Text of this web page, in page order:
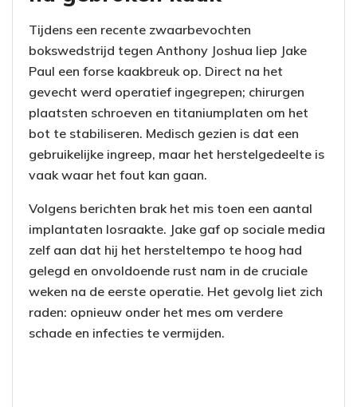
Tijdens een recente zwaarbevochten
bokswedstrijd tegen Anthony Joshua liep Jake
Paul een forse kaakbreuk op. Direct na het
gevecht werd operatief ingegrepen; chirurgen
plaatsten schroeven en titaniumplaten om het
bot te stabiliseren. Medisch gezien is dat een
gebruikelijke ingreep, maar het herstelgedeelte is
vaak waar het fout kan gaan.
Volgens berichten brak het mis toen een aantal
implantaten losraakte. Jake gaf op sociale media
zelf aan dat hij het hersteltempo te hoog had
gelegd en onvoldoende rust nam in de cruciale
weken na de eerste operatie. Het gevolg liet zich
raden: opnieuw onder het mes om verdere
schade en infecties te vermijden.